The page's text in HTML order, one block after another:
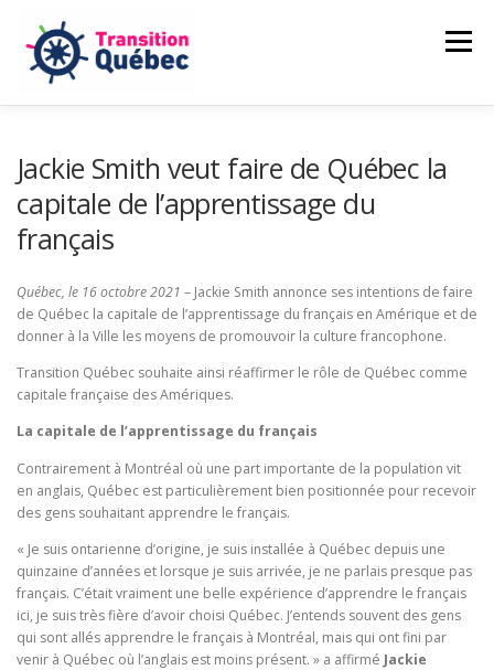
contenu
Menu
NOS ENGAGEMENTS
NOUVELLES FAIRE UN DON
Jackie Smith veut faire de Québec la
capitale de l’apprentissage du
français
Québec, le 16 octobre 2021 – Jackie Smith annonce ses intentions de faire
de Québec la capitale de l’apprentissage du français en Amérique et de
donner à la Ville les moyens de promouvoir la culture francophone.
Transition Québec souhaite ainsi réaffirmer le rôle de Québec comme
capitale française des Amériques.
La capitale de l’apprentissage du français
Contrairement à Montréal où une part importante de la population vit
en anglais, Québec est particulièrement bien positionnée pour recevoir
des gens souhaitant apprendre le français.
« Je suis ontarienne d’origine, je suis installée à Québec depuis une
quinzaine d’années et lorsque je suis arrivée, je ne parlais presque pas
français. C’était vraiment une belle expérience d’apprendre le français
ici, je suis très fière d’avoir choisi Québec. J’entends souvent des gens
qui sont allés apprendre le français à Montréal, mais qui ont fini par
venir à Québec où l’anglais est moins présent. » a affirmé Jackie